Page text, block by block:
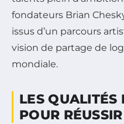
fondateurs Brian
issus d’un parcours
vision de partage de
mondiale.
LES QUALITÉS
POUR RÉUSSIR